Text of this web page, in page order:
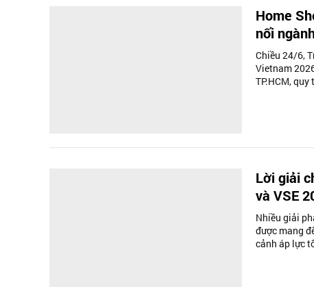
Home
nối
Chiều 24/6,
Vietnam
TP.HCM,
Lời giải
và VSE
Nhiều giải
được mang
cảnh áp lực